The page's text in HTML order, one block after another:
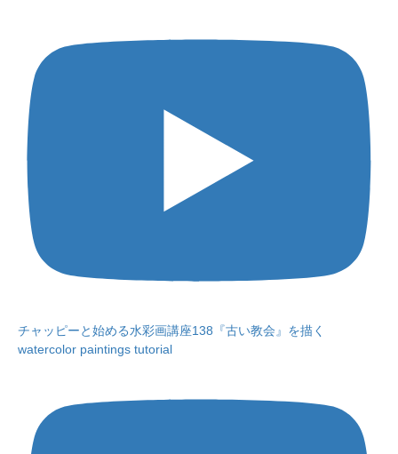
チャッピーと始める水彩画講座138『古い教会』を描く
watercolor paintings tutorial